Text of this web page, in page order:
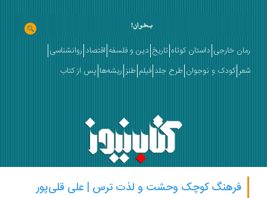
خارجی داستان کوتاه تاریخ دین و فلسفه اقتصاد روانشناسی
کودک و نوجوان طرح جلد فیلم طنز ریشه‌ها پس از کتاب
فرهنگ کوچک وحشت و لذت ترس | علی قلی‌پور